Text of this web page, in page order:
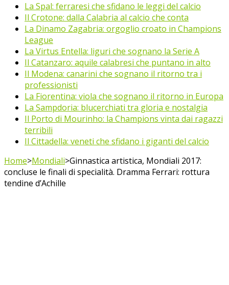
La Spal: ferraresi che sfidano le leggi del calcio
Il Crotone: dalla Calabria al calcio che conta
La Dinamo Zagabria: orgoglio croato in Champions
League
La Virtus Entella: liguri che sognano la Serie A
Il Catanzaro: aquile calabresi che puntano in alto
Il Modena: canarini che sognano il ritorno tra i
professionisti
La Fiorentina: viola che sognano il ritorno in Europa
La Sampdoria: blucerchiati tra gloria e nostalgia
Il Porto di Mourinho: la Champions vinta dai ragazzi
terribili
Il Cittadella: veneti che sfidano i giganti del calcio
Home>Mondiali>Ginnastica artistica, Mondiali 2017:
concluse le finali di specialità. Dramma Ferrari: rottura
tendine d’Achille